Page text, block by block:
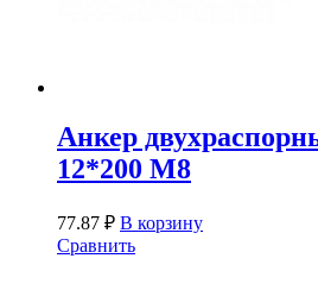
Анкер
12*200 М8
77.87 ₽ В корзину
Сравнить